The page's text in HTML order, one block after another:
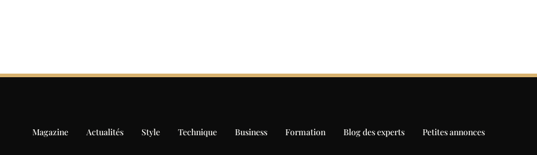
Magazine Actualités Style Technique Business Formation Blog des experts Petites annonces